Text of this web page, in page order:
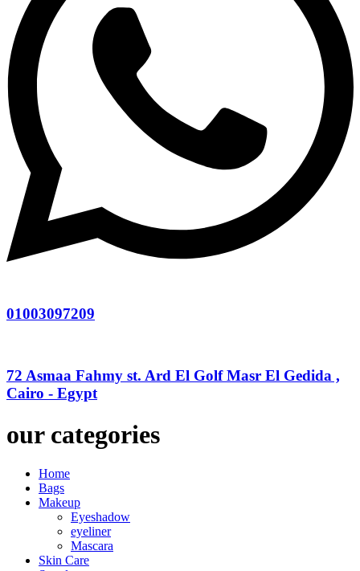
01003097209
72 Asmaa Fahmy st. Ard El Golf Masr El Gedida ,
Cairo - Egypt
our categories
Home
Bags
Makeup
Eyeshadow
eyeliner
Mascara
Skin Care